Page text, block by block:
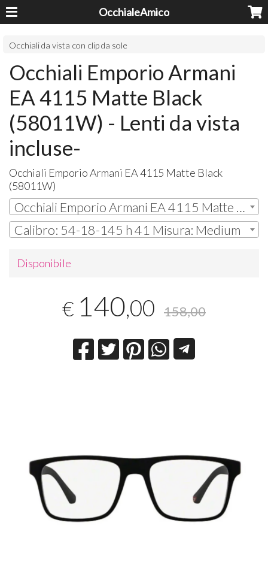
OcchialeAmico
Occhiali da vista con clip da sole
Occhiali Emporio Armani
EA 4115 Matte Black
(58011W) - Lenti da vista
incluse-
Occhiali Emporio Armani EA 4115 Matte Black
(58011W)
Occhiali Emporio Armani EA 4115 Matte Black (58011W)
Calibro: 54-18-145 h 41 Misura: Medium
Disponibile
€ 140,00 158,00